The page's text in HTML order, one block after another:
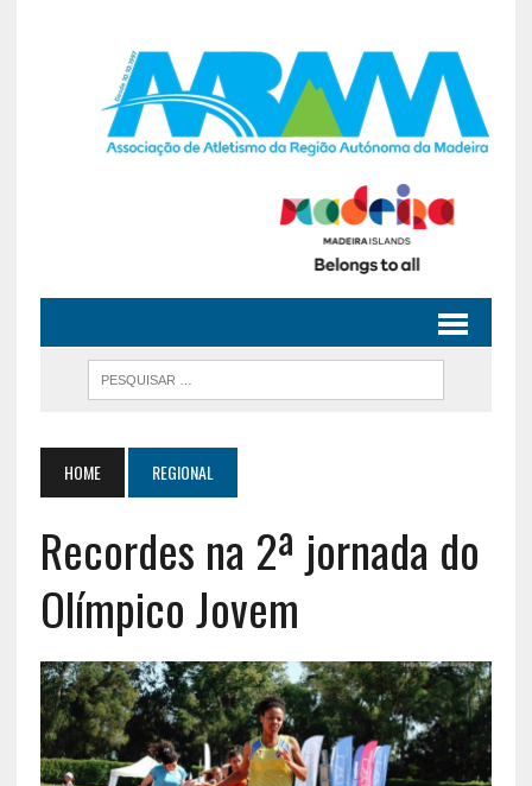
HOME REGIONAL
Recordes na 2ª jornada do
Olímpico Jovem